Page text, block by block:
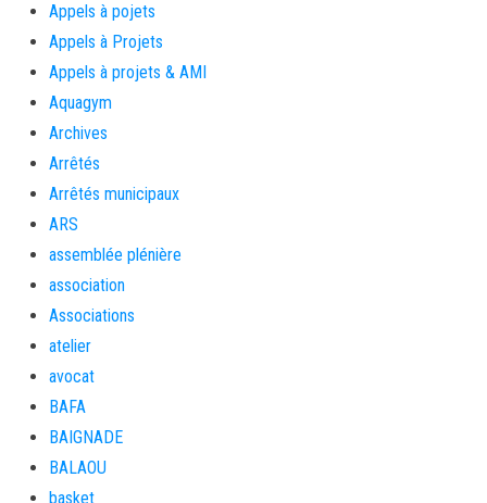
Appels à pojets
Appels à Projets
Appels à projets & AMI
Aquagym
Archives
Arrêtés
Arrêtés municipaux
ARS
assemblée plénière
association
Associations
atelier
avocat
BAFA
BAIGNADE
BALAOU
basket